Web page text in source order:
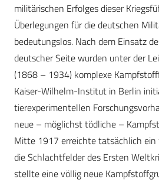
militärischen Erfolges dieser
Überlegungen für die deutschen
bedeutungslos. Nach dem Einsatz
deutscher Seite wurden unter der
(1868 – 1934) komplexe
Kaiser-Wilhelm-Institut in Berlin
tierexperimentellen
neue – möglichst tödliche –
Mitte 1917 erreichte tatsächlich
die Schlachtfelder des Ersten
stellte eine völlig neue